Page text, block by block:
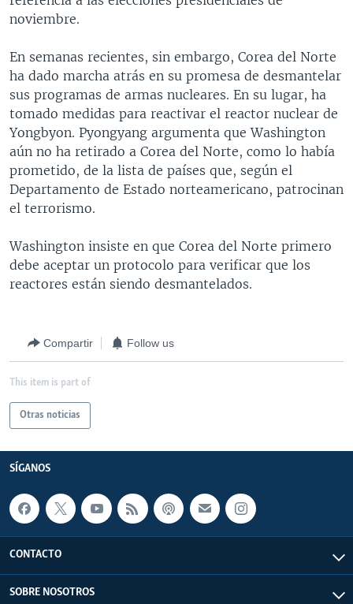
CIENCIA Y SALUD
VISIÓN 360
LAS CLAVES
PANORAMA
AUDIONOTICIAS
BUENOS DÍAS AMÉRICA
ESTADOS UNIDOS AL DÍA
EL MUNDO AL DÍA [RADIO]
FORO [RADIO]
DEPORTIVO INTERNACIONAL
NOTA ECONÓMICA
DOCUMENTALES DE LA VOA
SÍGANOS
Idiomas
noviembre.
En semanas recientes, sin embargo, Corea del Norte
ha dado marcha atrás en su promesa de desmantelar
sus programas de armas nucleares. En su lugar, ha
tomado medidas para reactivar el reactor nuclear de
Yongbyon. Pyongyang argumenta que Washington
aún no ha retirado a Corea del Norte, como lo había
prometido, de la lista de países que, según el
Departamento de Estado norteamericano, patrocinan
el terrorismo.
Washington insiste en que Corea del Norte primero
debe aceptar un protocolo para verificar que los
reactores están siendo desmantelados.
Compartir Follow us
This item is part of
Otras noticias
SÍGANOS
CONTACTO
SOBRE NOSOTROS